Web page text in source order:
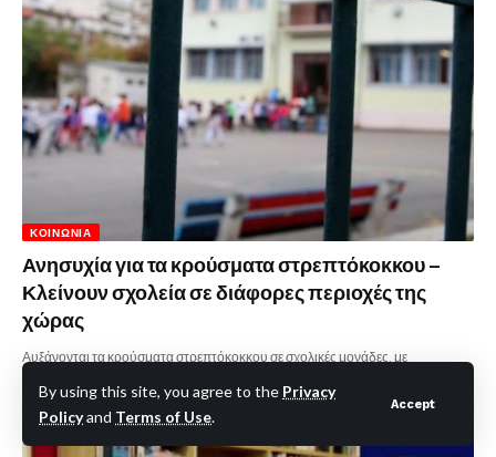
By using this site, you agree to the Privacy
Policyand Terms of Use.
Accept
ΚΟΙΝΩΝΊΑ
Ανησυχία για τα κρούσματα στρεπτόκοκκου –
Κλείνουν σχολεία σε διάφορες περιοχές της
χώρας
Αυξάνονται τα κρούσματα στρεπτόκοκκου σε σχολικές μονάδες, με
26 Μαΐου 2025